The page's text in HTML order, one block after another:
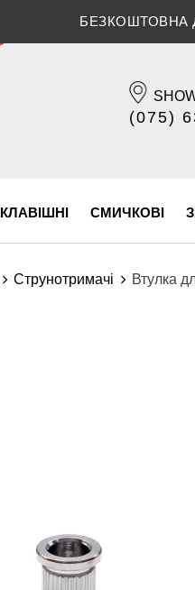
ЗНИЖКА 5%
(075)
КЛАВІШНІ СМИЧКОВІ
Струнотримачі Втулка